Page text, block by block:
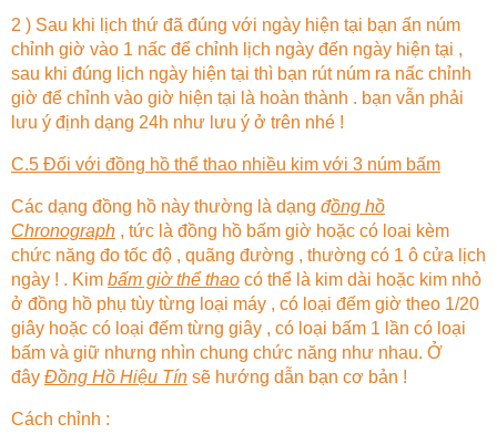
2 ) Sau khi lịch thứ đã đúng với ngày hiện tại bạn ấn núm
chỉnh giờ vào 1 nấc để chỉnh lịch ngày đến ngày hiện tại ,
sau khi đúng lịch ngày hiện tại thì bạn rút núm ra nấc chỉnh
giờ để chỉnh vào giờ hiện tại là hoàn thành . bạn vẫn phải
lưu ý định dạng 24h như lưu ý ở trên nhé !
C.5 Đối với đồng hồ thể thao nhiều kim với 3 núm bấm
Các dạng đồng hồ này thường là dạng đồng hồ
Chronograph , tức là đồng hồ bấm giờ hoặc có loai kèm
chức năng đo tốc độ , quãng đường , thường có 1 ô cửa lịch
ngày ! . Kim bấm giờ thể thao có thể là kim dài hoặc kim nhỏ
ở đồng hồ phụ tùy từng loại máy , có loại đếm giờ theo 1/20
giây hoặc có loại đếm từng giây , có loại bấm 1 lần có loại
bấm và giữ nhưng nhìn chung chức năng như nhau. Ở
đây Đồng Hồ Hiệu Tín sẽ hướng dẫn bạn cơ bản !
Cách chỉnh :